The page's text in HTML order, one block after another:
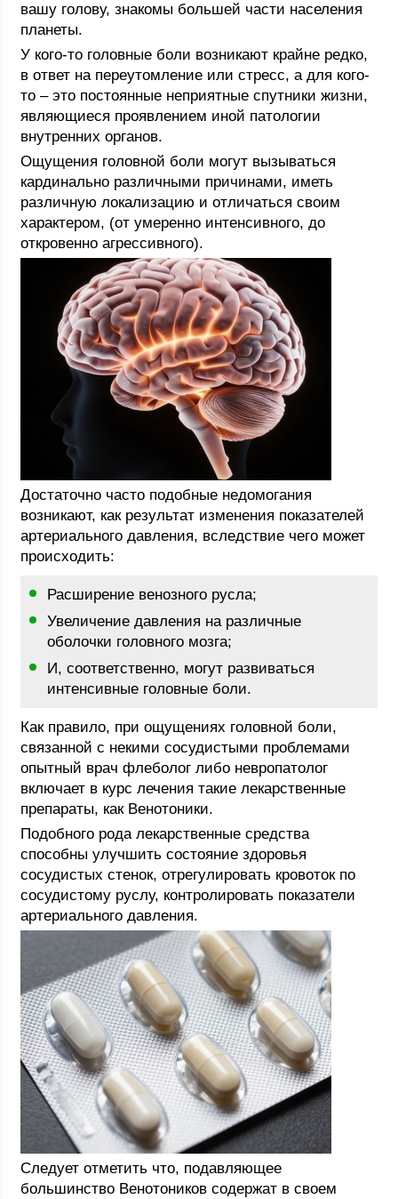
вашу голову, знакомы большей части населения
планеты.
У кого-то головные боли возникают крайне редко,
в ответ на переутомление или стресс, а для кого-
то – это постоянные неприятные спутники жизни,
являющиеся проявлением иной патологии
внутренних органов.
Ощущения головной боли могут вызываться
кардинально различными причинами, иметь
различную локализацию и отличаться своим
характером, (от умеренно интенсивного, до
откровенно агрессивного).
Достаточно часто подобные недомогания
возникают, как результат изменения показателей
артериального давления, вследствие чего может
происходить:
Расширение венозного русла;
Увеличение давления на различные
оболочки головного мозга;
И, соответственно, могут развиваться
интенсивные головные боли.
Как правило, при ощущениях головной боли,
связанной с некими сосудистыми проблемами
опытный врач флеболог либо невропатолог
включает в курс лечения такие лекарственные
препараты, как Венотоники.
Подобного рода лекарственные средства
способны улучшить состояние здоровья
сосудистых стенок, отрегулировать кровоток по
сосудистому руслу, контролировать показатели
артериального давления.
Следует отметить что, подавляющее
большинство Венотоников содержат в своем